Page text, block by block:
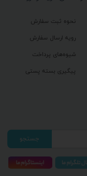
نحوه ثبت سفارش
رویه ارسال سفارش
شیوه‌های پرداخت
پیگیری بسته پستی
جستجو